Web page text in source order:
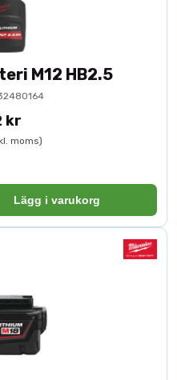
M12 HB2.5
kr
moms)
Lägg i varukorg